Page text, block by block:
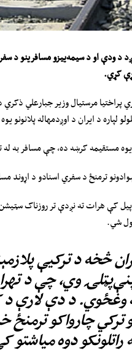
ودې او د سیمه‌ییزو مسافرینو د سفر
کړي.
پراختیا مرستیال وزیر جبارعلي
د ایران د اوږدمهاله پلانونو
مستقیمه کرښه ده، چې مسافر به
ترمنځ د سفري اسنادو د اړوند
شي.
څخه د ترکیې
وي، چې د
وغځوي. د دې لارې د
او ترکي چارواکو
راتلونکو دوه